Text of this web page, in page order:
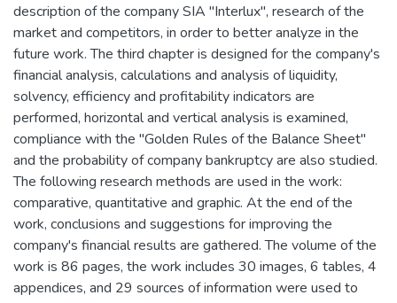
description of the company SIA "Interlux", research of the
market and competitors, in order to better analyze in the
future work. The third chapter is designed for the company's
financial analysis, calculations and analysis of liquidity,
solvency, efficiency and profitability indicators are
performed, horizontal and vertical analysis is examined,
compliance with the "Golden Rules of the Balance Sheet"
and the probability of company bankruptcy are also studied.
The following research methods are used in the work:
comparative, quantitative and graphic. At the end of the
work, conclusions and suggestions for improving the
company's financial results are gathered. The volume of the
work is 86 pages, the work includes 30 images, 6 tables, 4
appendices, and 29 sources of information were used to